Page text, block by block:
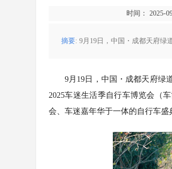
时间： 2025-
摘要: 9月19日，中国・成都天府绿
9月19日，中国・成都天府绿
2025车迷生活季自行车博览会（
会、车迷嘉年华于一体的自行车盛